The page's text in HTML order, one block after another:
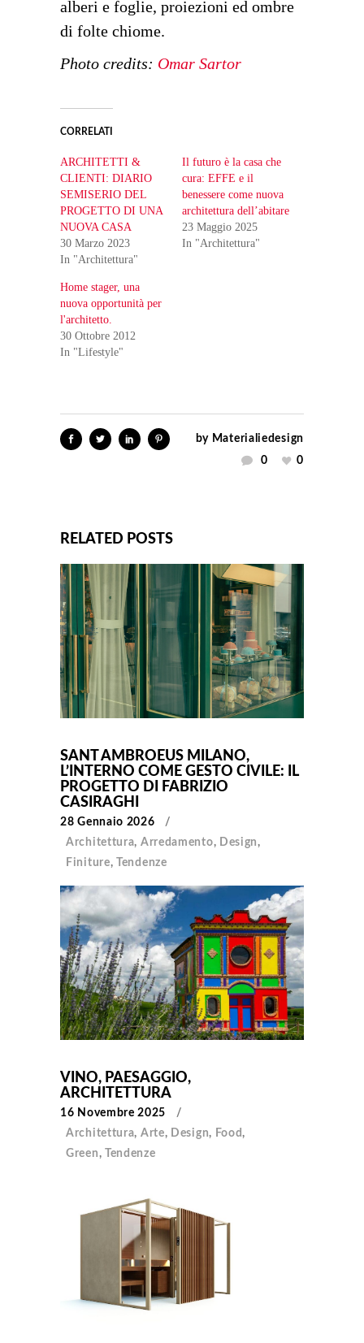
alberi e foglie, proiezioni ed ombre
di folte chiome.
Photo credits: Omar Sartor
CORRELATI
ARCHITETTI &
CLIENTI: DIARIO
SEMISERIO DEL
PROGETTO DI UNA
NUOVA CASA
30 Marzo 2023
In "Architettura"
Il futuro è la casa che
cura: EFFE e il
benessere come nuova
architettura dell’abitare
23 Maggio 2025
In "Architettura"
Home stager, una
nuova opportunità per
l'architetto.
30 Ottobre 2012
In "Lifestyle"
by Materialiedesign
0
0
RELATED POSTS
SANT AMBROEUS MILANO,
L’INTERNO COME GESTO CIVILE: IL
PROGETTO DI FABRIZIO
CASIRAGHI
28 Gennaio 2026
Architettura, Arredamento, Design,
Finiture, Tendenze
VINO, PAESAGGIO,
ARCHITETTURA
16 Novembre 2025
Architettura, Arte, Design, Food,
Green, Tendenze